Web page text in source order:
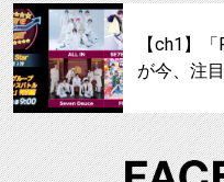
サムネイル
【ch1】
が今、注